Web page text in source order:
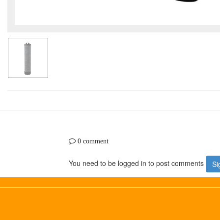
0 comment
You need to be logged in to post comments